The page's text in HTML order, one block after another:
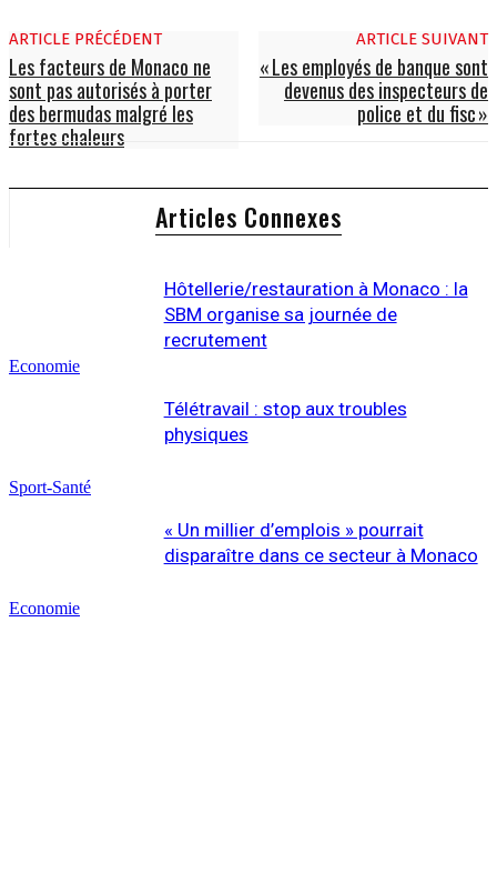
ARTICLE PRÉCÉDENT
Les facteurs de Monaco ne
sont pas autorisés à porter
des bermudas malgré les
fortes chaleurs
ARTICLE SUIVANT
« Les employés de banque sont
devenus des inspecteurs de
police et du fisc »
Articles Connexes
Economie
Hôtellerie/restauration à Monaco : la
SBM organise sa journée de
recrutement
Sport-Santé
Télétravail : stop aux troubles
physiques
Economie
« Un millier d’emplois » pourrait
disparaître dans ce secteur à Monaco